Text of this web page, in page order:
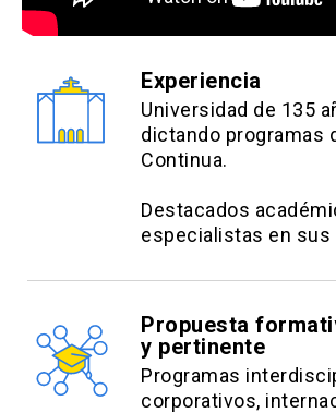
Experiencia
Universidad de 135
dictando programas
Continua.
Destacados
especialistas en
Propuesta
y pertinente
Programas
corporativos,